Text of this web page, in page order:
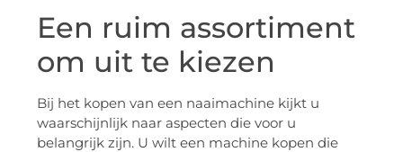
Een ruim assortiment
om uit te kiezen
Bij het kopen van een naaimachine kijkt u
waarschijnlijk naar aspecten die voor u
belangrijk zijn. U wilt een machine kopen die